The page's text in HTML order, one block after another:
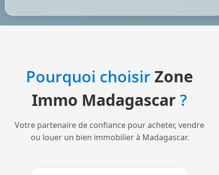
Pourquoi choisirZone
Immo Madagascar ?
Votre partenaire de confiance pour acheter, vendre
ou louer un bien immobilier à Madagascar.